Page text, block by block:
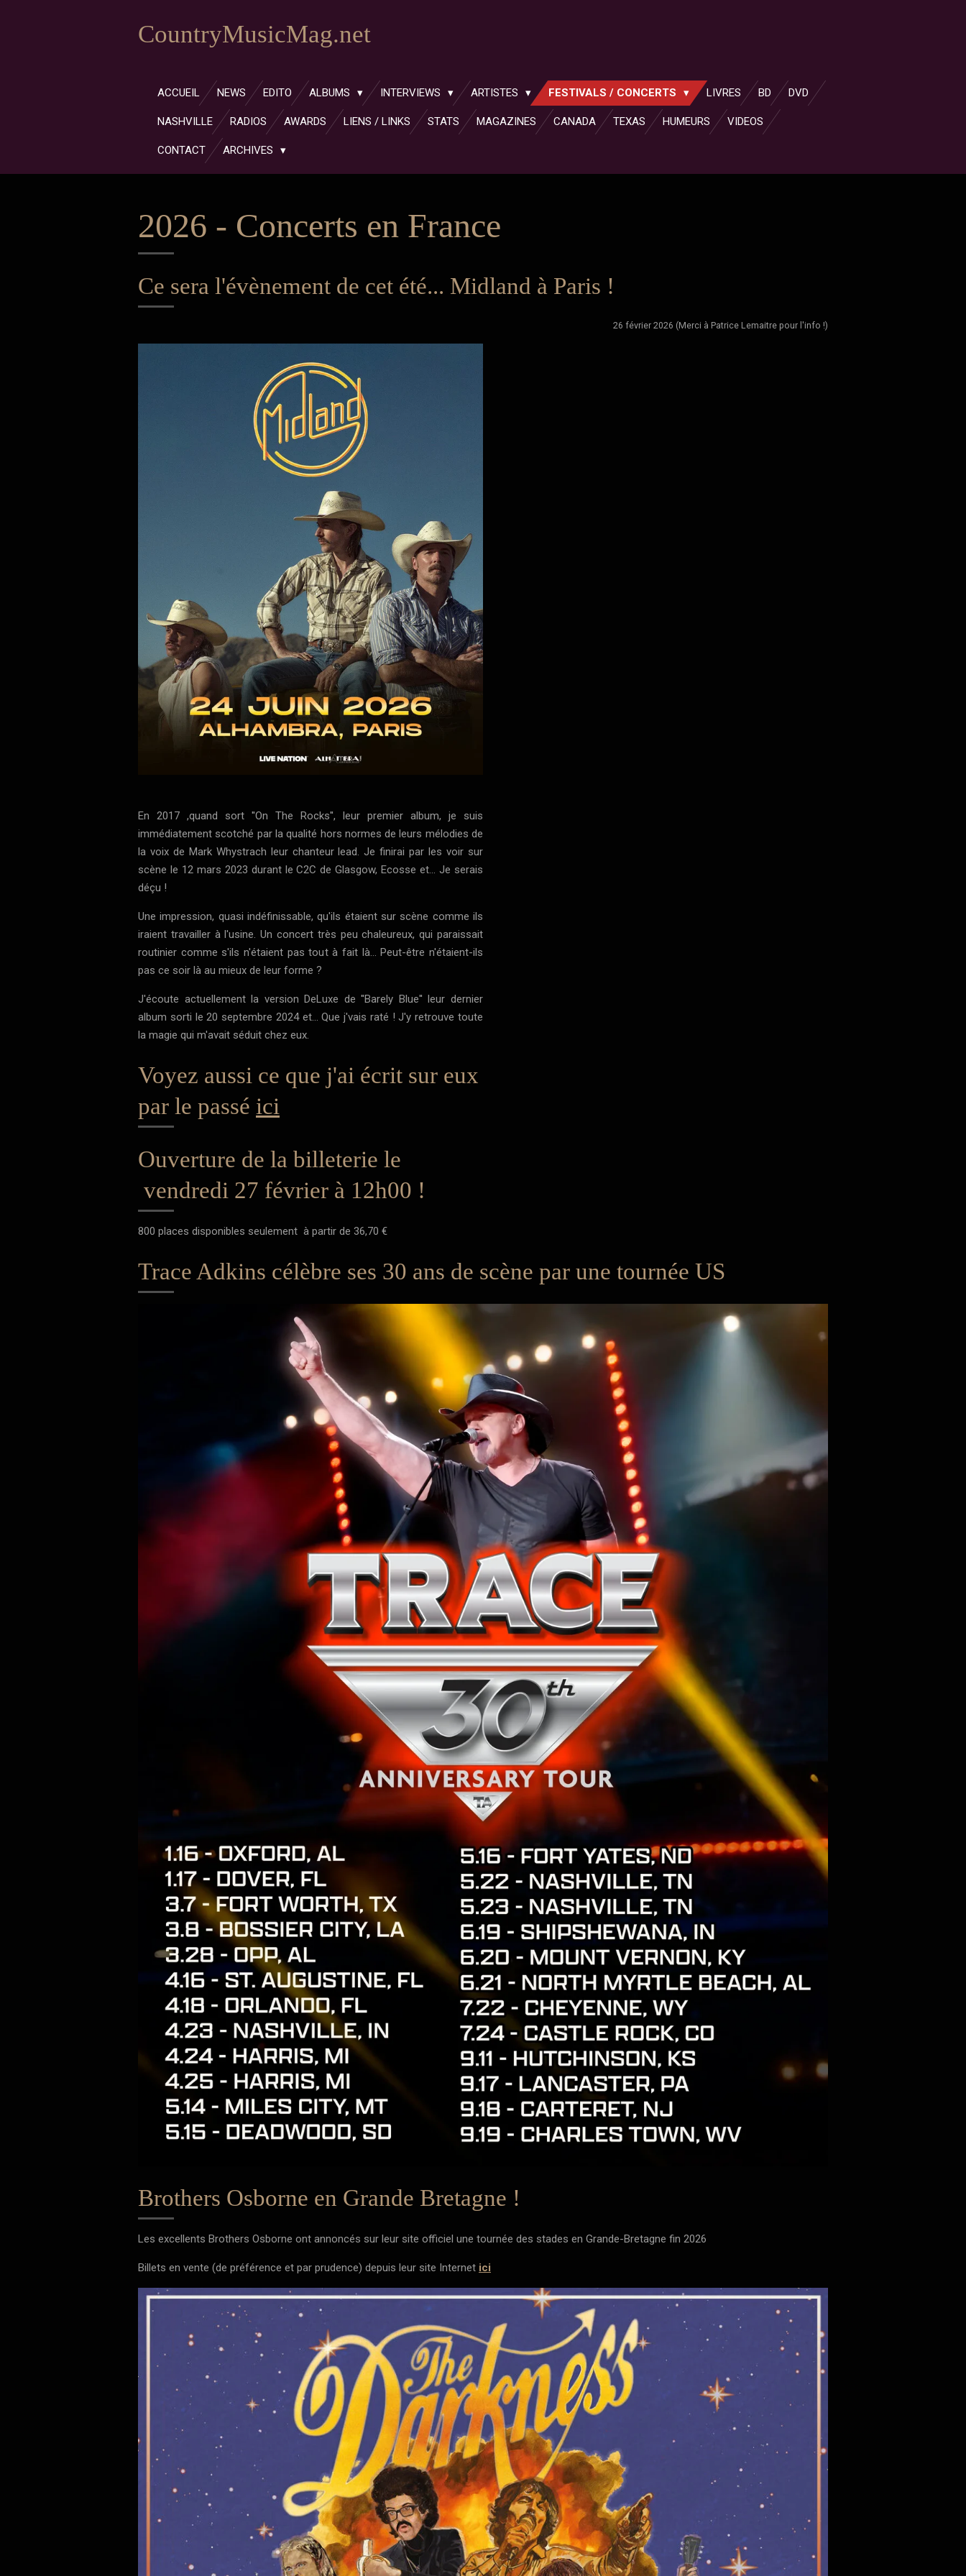
CountryMusicMag.net
ACCUEIL NEWS EDITO ALBUMS INTERVIEWS ARTISTES FESTIVALS / CONCERTS LIVRES BD DVD
NASHVILLE RADIOS AWARDS LIENS / LINKS STATS MAGAZINES CANADA TEXAS HUMEURS VIDEOS
CONTACT ARCHIVES
2026 - Concerts en France
Ce sera l'évènement de cet été... Midland à Paris !
26 février 2026 (Merci à Patrice Lemaitre pour l'info !)
En 2017 ,quand sort ''On The Rocks'', leur premier album, je suis
immédiatement scotché par la qualité hors normes de leurs mélodies de
la voix de Mark Whystrach leur chanteur lead. Je finirai par les voir sur
scène le 12 mars 2023 durant le C2C de Glasgow, Ecosse et... Je serais
déçu !
Une impression, quasi indéfinissable, qu'ils étaient sur scène comme ils
iraient travailler à l'usine. Un concert très peu chaleureux, qui paraissait
routinier comme s'ils n'étaient pas tout à fait là... Peut-être n'étaient-ils
pas ce soir là au mieux de leur forme ?
J'écoute actuellement la version DeLuxe de ''Barely Blue'' leur dernier
album sorti le 20 septembre 2024 et... Que j'vais raté ! J'y retrouve toute
la magie qui m'avait séduit chez eux.
Voyez aussi ce que j'ai écrit sur eux
par le passé ici
Ouverture de la billeterie le
vendredi 27 février à 12h00 !
800 places disponibles seulement à partir de 36,70 €
Trace Adkins célèbre ses 30 ans de scène par une tournée US
Brothers Osborne en Grande Bretagne !
Les excellents Brothers Osborne ont annoncés sur leur site officiel une tournée des stades en Grande-Bretagne fin 2026
Billets en vente (de préférence et par prudence) depuis leur site Internet ici